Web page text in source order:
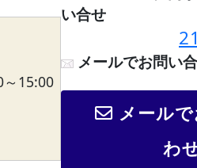
15:00
い合せ
メールでお問い
メール
わ